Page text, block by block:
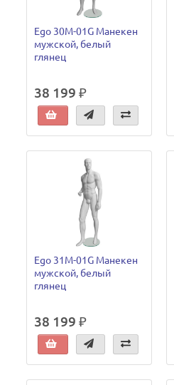
Ego 30M-01G Манекен
мужской, белый
глянец
38 199 ₽
Ego 31M-01G Манекен
мужской, белый
глянец
38 199 ₽